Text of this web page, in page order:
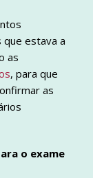
que estava a
as
, para que
as
o exame